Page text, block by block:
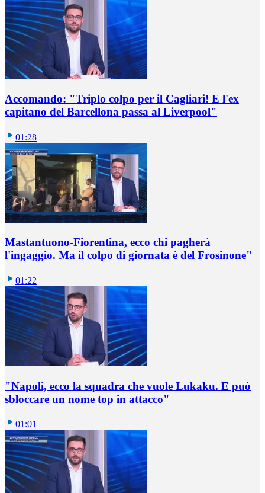
Accomando: "Triplo colpo per il Cagliari! E l'ex
capitano del Barcellona passa al Liverpool"
01:28
Mastantuono-Fiorentina, ecco chi pagherà
l'ingaggio. Ma il colpo di giornata è del Frosinone"
01:22
"Napoli, ecco la squadra che vuole Lukaku. E può
sbloccare un nome top in attacco"
01:01